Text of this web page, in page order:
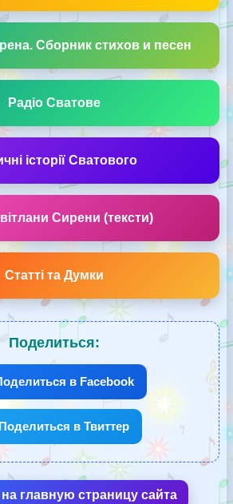
Сборник стихов и песен
Радіо Сватове
історії Сватового
Сирени (тексти)
Статті та Думки
Поделиться:
в Facebook
Поделиться в Твиттер
главную страницу сайта